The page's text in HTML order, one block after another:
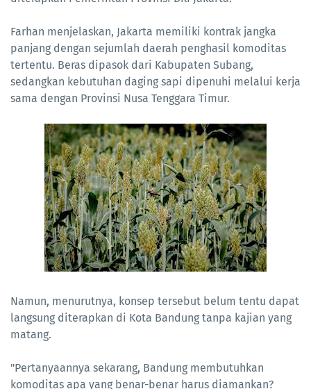
Farhan menjelaskan, Jakarta memiliki kontrak jangka
panjang dengan sejumlah daerah penghasil komoditas
tertentu. Beras dipasok dari Kabupaten Subang,
sedangkan kebutuhan daging sapi dipenuhi melalui kerja
sama dengan Provinsi Nusa Tenggara Timur.
Namun, menurutnya, konsep tersebut belum tentu dapat
langsung diterapkan di Kota Bandung tanpa kajian yang
matang.
"Pertanyaannya sekarang, Bandung membutuhkan
komoditas apa yang benar-benar harus diamankan?